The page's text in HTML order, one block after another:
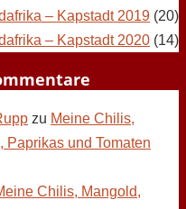
– Kapstadt 2019 (20)
– Kapstadt 2020 (14)
zu Meine Chilis,
Paprikas und Tomaten
Chilis, Mangold,